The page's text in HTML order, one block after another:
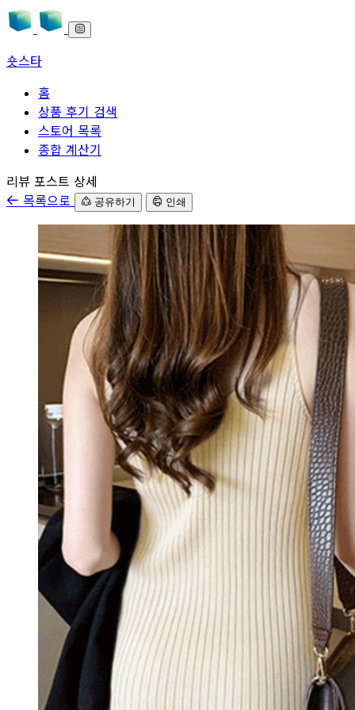
숏스타
홈
상품 후기 검색
스토어 목록
종합 계산기
본문으로 바로가기
리뷰 포스트 상세
목록으로
공유하기 인쇄